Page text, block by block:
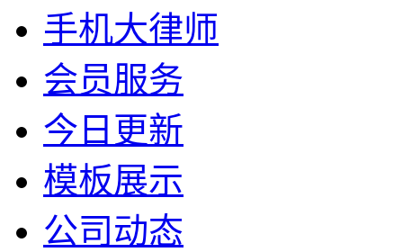
手机大律师
会员服务
今日更新
模板展示
公司动态